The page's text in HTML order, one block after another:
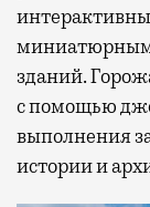
зданий.
с помощью
выполнения
истории и